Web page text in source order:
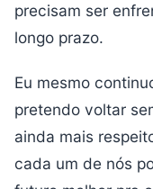
precisam ser
longo prazo.
Eu mesmo
pretendo voltar
ainda mais
cada um de nós